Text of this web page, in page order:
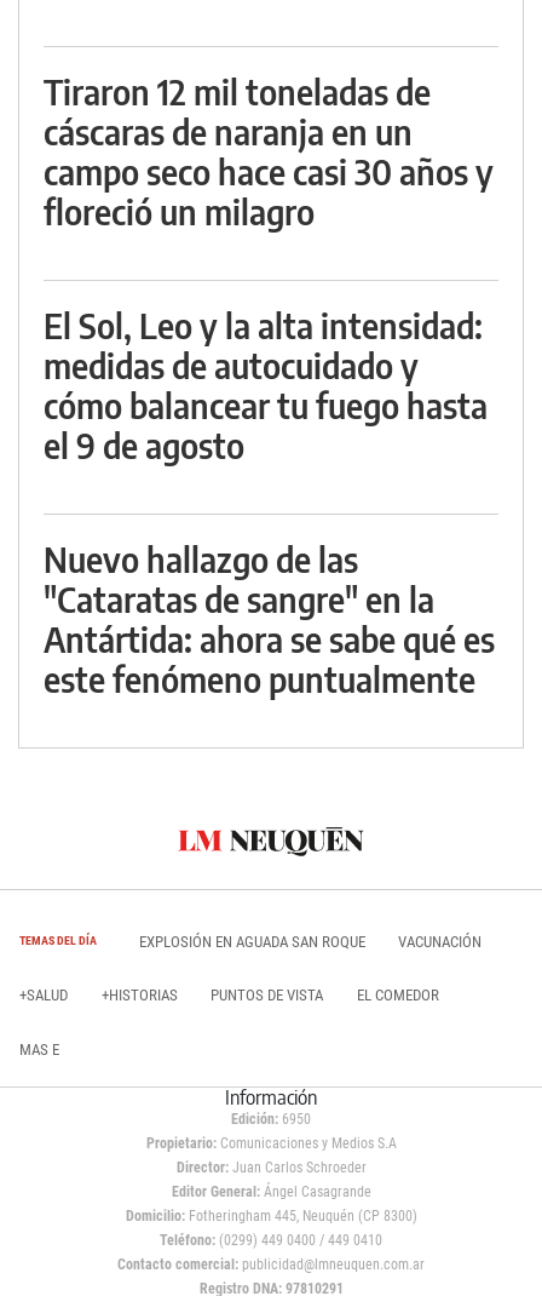
Tiraron 12 mil toneladas de
cáscaras de naranja en un
campo seco hace casi 30 años y
floreció un milagro
El Sol, Leo y la alta intensidad:
medidas de autocuidado y
cómo balancear tu fuego hasta
el 9 de agosto
Nuevo hallazgo de las
"Cataratas de sangre" en la
Antártida: ahora se sabe qué es
este fenómeno puntualmente
TEMAS DEL DÍA EXPLOSIÓN EN AGUADA SAN ROQUE VACUNACIÓN
+SALUD +HISTORIAS PUNTOS DE VISTA EL COMEDOR
MAS E
Información
Edición: 6950
Propietario:Comunicaciones y Medios S.A
Director: Juan Carlos Schroeder
Editor General:Ángel Casagrande
Domicilio:Fotheringham 445, Neuquén (CP 8300)
Teléfono: (0299) 449 0400 / 449 0410
Contacto comercial: publicidad@lmneuquen.com.ar
Registro DNA: 97810291